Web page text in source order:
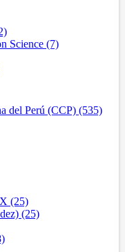
Science (7)
del Perú (CCP) (535)
(25)
(25)